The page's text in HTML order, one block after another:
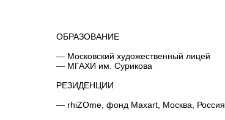
ОБРАЗОВАНИЕ
— Московский художественный лицей
— МГАХИ им. Сурикова
РЕЗИДЕНЦИИ
— rhiZOme, фонд Maxart, Москва, Россия